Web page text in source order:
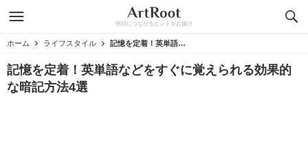
明日につながるヒントをお届け
ホーム ライフスタイル 記憶を定着！英単語などをすぐに覚えられる効果的な暗記方法4選
記憶を定着！英単語などをすぐに覚えられる効果的
な暗記方法4選